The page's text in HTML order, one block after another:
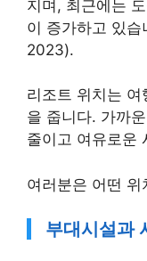
지며, 최근에는
이 증가하고 있
2023).
리조트 위치는
을 줍니다. 가까
줄이고 여유로운
여러분은 어떤
부대시설과